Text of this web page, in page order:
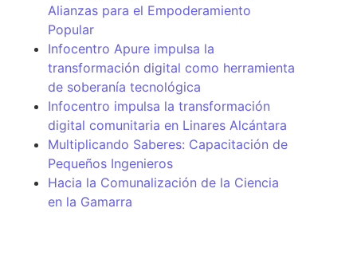
Alianzas para el Empoderamiento
Popular
Infocentro Apure impulsa la
transformación digital como herramienta
de soberanía tecnológica
Infocentro impulsa la transformación
digital comunitaria en Linares Alcántara
Multiplicando Saberes: Capacitación de
Pequeños Ingenieros
Hacia la Comunalización de la Ciencia
en la Gamarra